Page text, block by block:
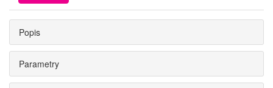
Popis
Parametry